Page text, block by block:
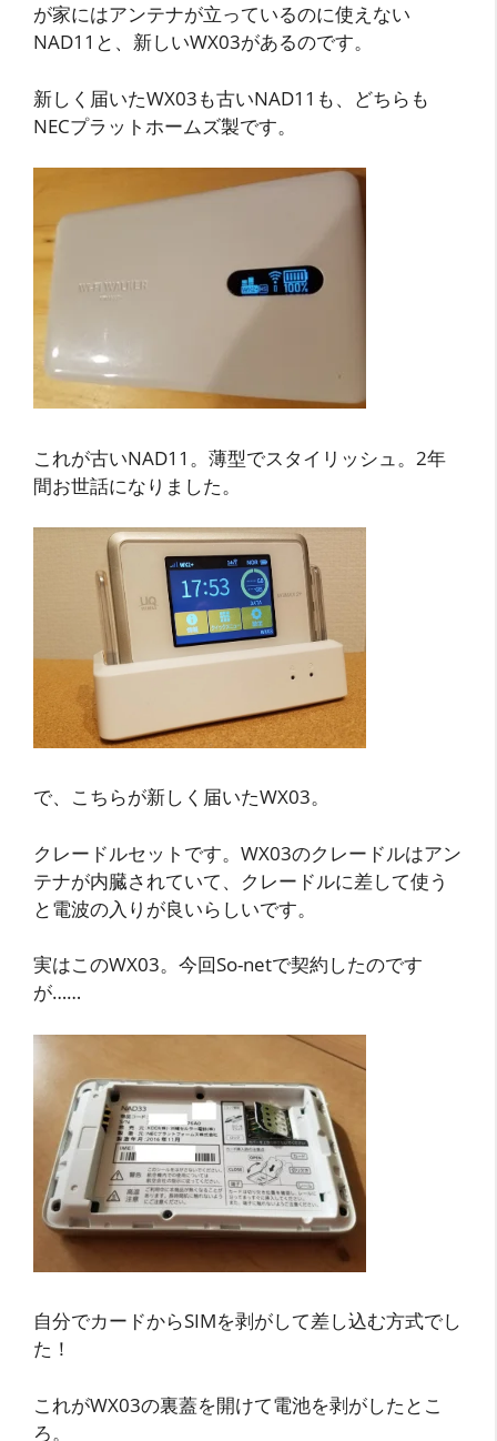
が家にはアンテナが立っているのに使えない
NAD11と、新しいWX03があるのです。
新しく届いたWX03も古いNAD11も、どちらも
NECプラットホームズ製です。
これが古いNAD11。薄型でスタイリッシュ。2年
間お世話になりました。
で、こちらが新しく届いたWX03。
クレードルセットです。WX03のクレードルはアン
テナが内臓されていて、クレードルに差して使う
と電波の入りが良いらしいです。
実はこのWX03。今回So-netで契約したのです
が……
自分でカードからSIMを剥がして差し込む方式でし
た！
これがWX03の裏蓋を開けて電池を剥がしたとこ
ろ。